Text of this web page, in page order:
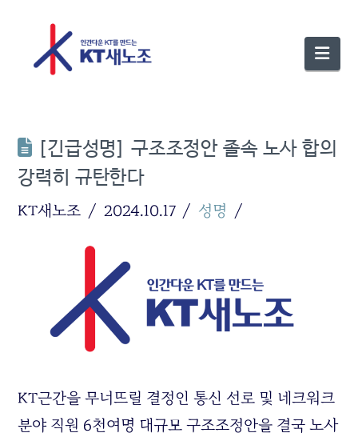
[긴급성명] 구조조정안 졸속 노사 합의
강력히 규탄한다
KT새노조 2024.10.17 성명
KT근간을 무너뜨릴 결정인 통신 선로 및 네크워크
분야 직원 6천여명 대규모 구조조정안을 결국 노사